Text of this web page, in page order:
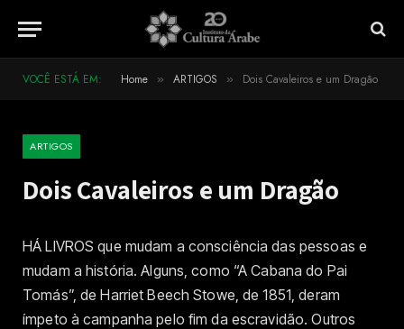
VOCÊ ESTÁ EM: Home » ARTIGOS » Dois Cavaleiros e um Dragão
ARTIGOS
Dois Cavaleiros e um Dragão
HÁ LIVROS que mudam a consciência das pessoas e
mudam a história. Alguns, como “A Cabana do Pai
Tomás”, de Harriet Beech Stowe, de 1851, deram
ímpeto à campanha pelo fim da escravidão. Outros